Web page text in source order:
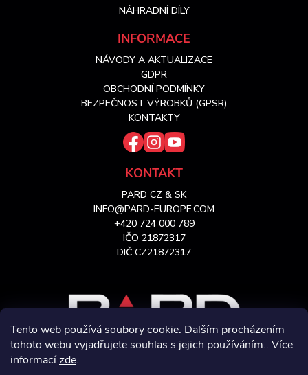
Tento web používá soubory cookie. Dalším procházením
tohoto webu vyjadřujete souhlas s jejich používáním.. Více
informacízde.
NÁHRADNÍ DÍLY
INFORMACE
NÁVODY A AKTUALIZACE
GDPR
OBCHODNÍ PODMÍNKY
BEZPEČNOST VÝROBKŮ (GPSR)
KONTAKTY
KONTAKT
PARD CZ & SK
INFO@PARD-EUROPE.COM
+420 724 000 789
IČO 21872317
DIČ CZ21872317